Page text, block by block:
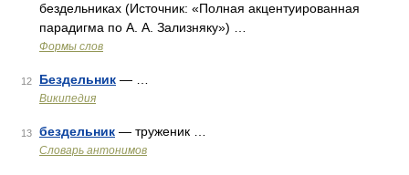
бездельниках (Источник: «Полная акцентуированная
парадигма по А. А. Зализняку») …
Формы слов
12 Бездельник — …
Википедия
13 бездельник — труженик …
Словарь антонимов